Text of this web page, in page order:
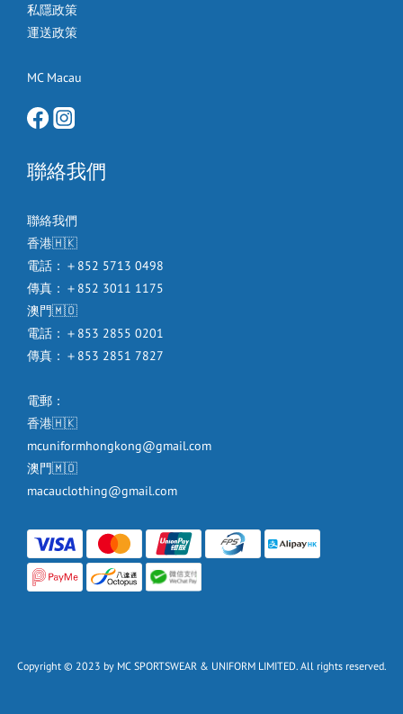
私隱政策
運送政策
MC Macau
聯絡我們
聯絡我們
香港🇭🇰
電話：＋852 5713 0498
傳真：＋852 3011 1175
澳門🇲🇴
電話：＋853 2855 0201
傳真：＋853 2851 7827
電郵：
香港🇭🇰
mcuniformhongkong@gmail.com
澳門🇲🇴
macauclothing@gmail.com
Copyright © 2023 by MC SPORTSWEAR & UNIFORM LIMITED. All rights reserved.